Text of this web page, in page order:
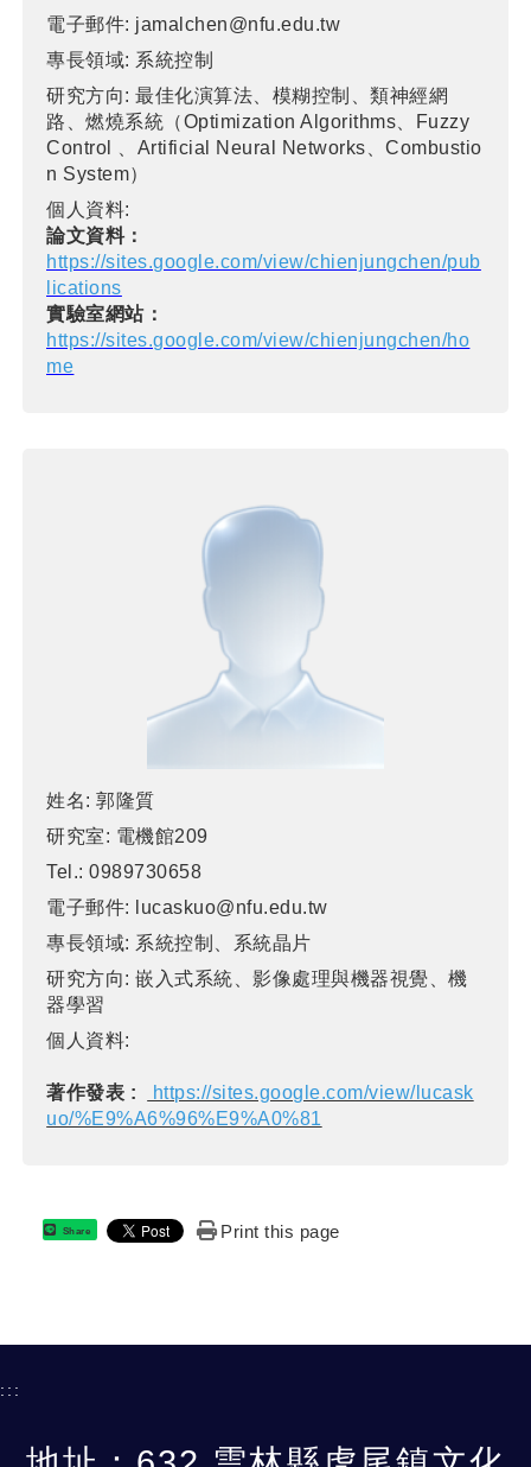
電子郵件: jamalchen@nfu.edu.tw
專長領域: 系統控制
研究方向: 最佳化演算法、模糊控制、類神經網
路、燃燒系統（Optimization Algorithms、Fuzzy
Control 、Artificial Neural Networks、Combustio
n System）
個人資料:
論文資料：
https://sites.google.com/view/chienjungchen/pub
lications
實驗室網站：
https://sites.google.com/view/chienjungchen/ho
me
姓名: 郭隆質
研究室: 電機館209
Tel.: 0989730658
電子郵件:
lucaskuo@nfu.edu.tw
專長領域: 系統控制、系統晶片
研究方向: 嵌入式系統、影像處理與機器視覺、機
器學習
個人資料:
著作發表 :
https://sites.google.com/view/lucask
uo/%E9%A6%96%E9%A0%81
Share Print this page
:::